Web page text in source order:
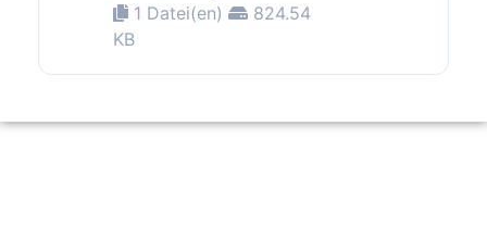
1 Datei(en)
824.54
KB